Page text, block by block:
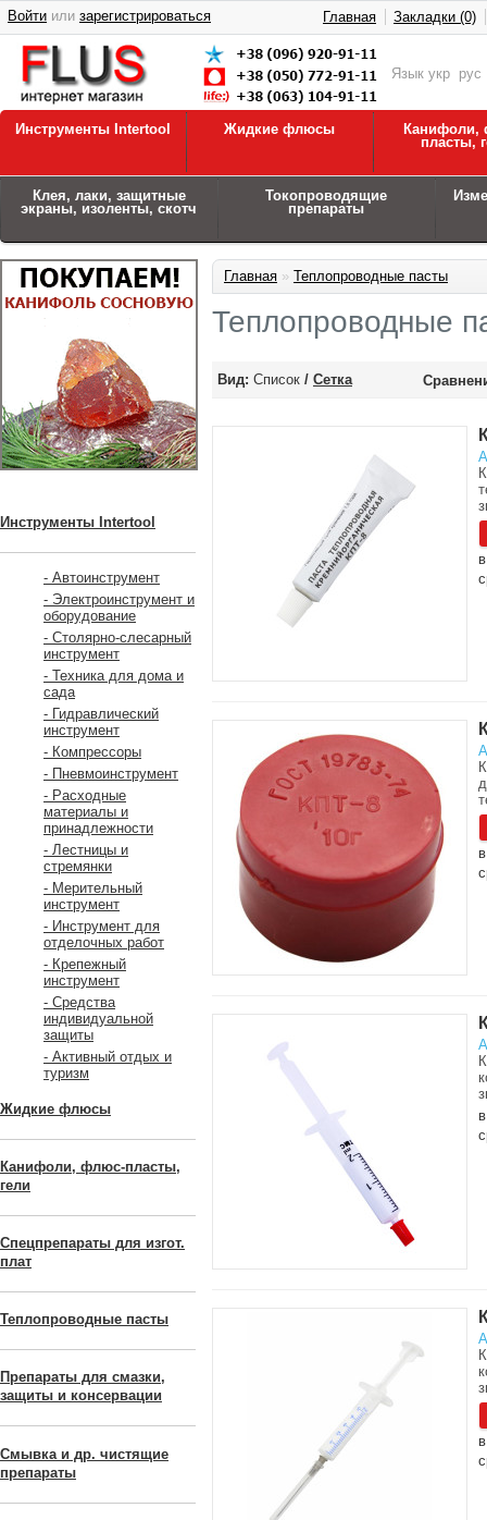
Язык укр рус
Войти или зарегистрироваться Главная Закладки (0)
Инструменты Intertool Жидкие флюсы
Канифоли,
пласты,
Клея, лаки, защитные
экраны, изоленты, скотч
Токопроводящие
препараты
Инструменты Intertool
- Автоинструмент
- Электроинструмент и
оборудование
- Столярно-слесарный
инструмент
- Техника для дома и
сада
- Гидравлический
инструмент
- Компрессоры
- Пневмоинструмент
- Расходные
материалы и
принадлежности
- Лестницы и
стремянки
- Мерительный
инструмент
- Инструмент для
отделочных работ
- Крепежный
инструмент
- Средства
индивидуальной
защиты
- Активный отдых и
туризм
Жидкие флюсы
Канифоли, флюс-пласты,
гели
Спецпрепараты для изгот.
плат
Теплопроводные пасты
Препараты для смазки,
защиты и консервации
Смывка и др. чистящие
препараты
Главная » Теплопроводные пасты
Теплопроводные
Вид: Список / Сетка